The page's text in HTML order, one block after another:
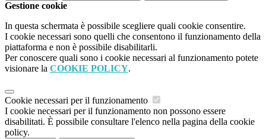
Gestione cookie
In questa schermata è possibile scegliere quali cookie consentire.
I cookie necessari sono quelli che consentono il funzionamento della
piattaforma e non è possibile disabilitarli.
Per conoscere quali sono i cookie necessari al funzionamento potete
visionare la COOKIE POLICY.
Cookie necessari per il funzionamento
I cookie necessari per il funzionamento non possono essere
disabilitati. È possibile consultare l'elenco nella pagina della cookie
policy.